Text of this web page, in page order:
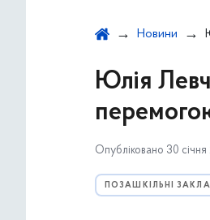
Новини
Юлія
Опубліковано 30
ПОЗАШКІЛЬНІ